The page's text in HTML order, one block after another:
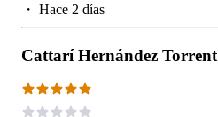
・ Hace 2 días
Cattarí Hernández Torrent